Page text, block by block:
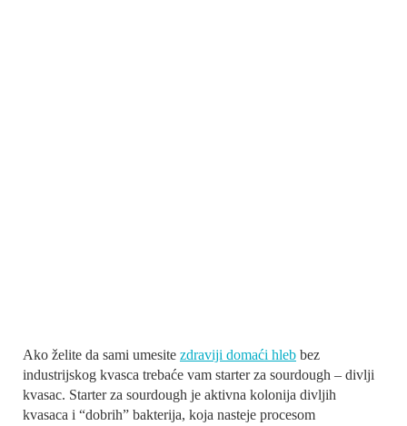
Ako želite da sami umesite zdraviji domaći hleb bez
industrijskog kvasca trebaće vam starter za sourdough – divlji
kvasac. Starter za sourdough je aktivna kolonija divljih
kvasaca i “dobrih” bakterija, koja nasteje procesom